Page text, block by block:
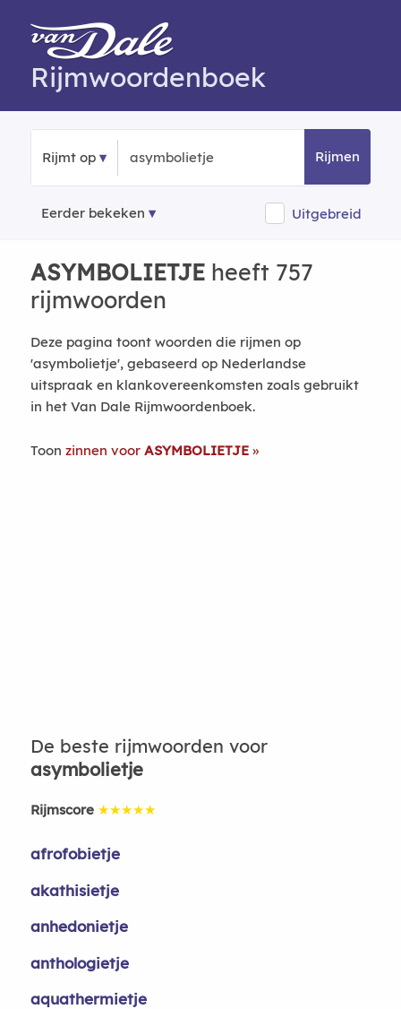
Rijmwoordenboek
Rijmt op Rijmen
Eerder bekeken Uitgebreid
ASYMBOLIETJEheeft 757
rijmwoorden
Deze pagina toont woorden die rijmen op
'asymbolietje', gebaseerd op Nederlandse
uitspraak en klankovereenkomsten zoals gebruikt
in het Van Dale Rijmwoordenboek.
Toon zinnen voor ASYMBOLIETJE
De beste rijmwoorden voor
asymbolietje
Rijmscore ★★★★★
afrofobietje
akathisietje
anhedonietje
anthologietje
aquathermietje